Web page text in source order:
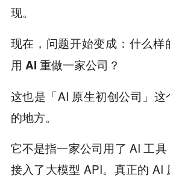
现。
现在，问题开始变成： 什么样
用 AI 重做一家公司？
这也是「AI 原生初创公司」
的地方。
它不是指一家公司用了 AI 工
接入了大模型 API。真正的 AI